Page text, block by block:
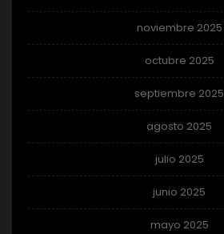
noviembre 2025
octubre 2025
septiembre 2025
agosto 2025
julio 2025
junio 2025
mayo 2025